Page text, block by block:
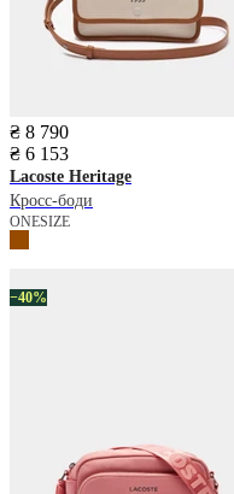
₴ 8 790
₴ 6 153
Lacoste Heritage
Кросс-боди
ONESIZE
−40%